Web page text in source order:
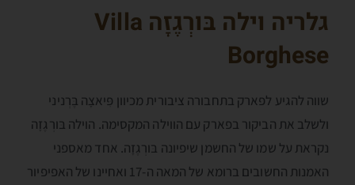
גלריה וילה בּורְגֶזָה Villa
Borghese
שווה להגיע לפארק בתחבורה ציבורית מכיוון פִּיאצָה בֶּרְניני
ולשלב את הביקור בפארק עם הווילה המקסימה. הוילה בּורְגֶזָה
נקראת על שמו של החשמן שיפיונה בּורְגֶזָה. אחד מאספני
האמנות החשובים ברומא של המאה ה-17 ואחיינו של האפיפיור